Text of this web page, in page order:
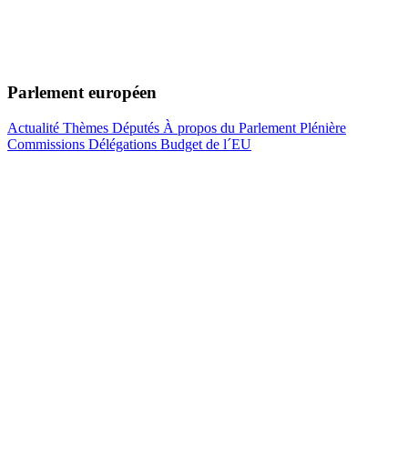
Parlement européen
Actualité Thèmes Députés À propos du Parlement Plénière
Commissions Délégations Budget de l´EU